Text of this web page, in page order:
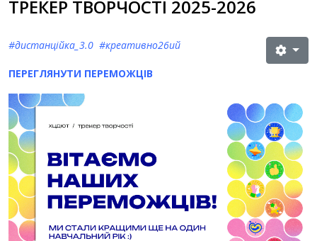
ТРЕКЕР ТВОРЧОСТІ 2025-2026
#дистанційка_3.0 #креативно26ий
ПЕРЕГЛЯНУТИ ПЕРЕМОЖЦІВ